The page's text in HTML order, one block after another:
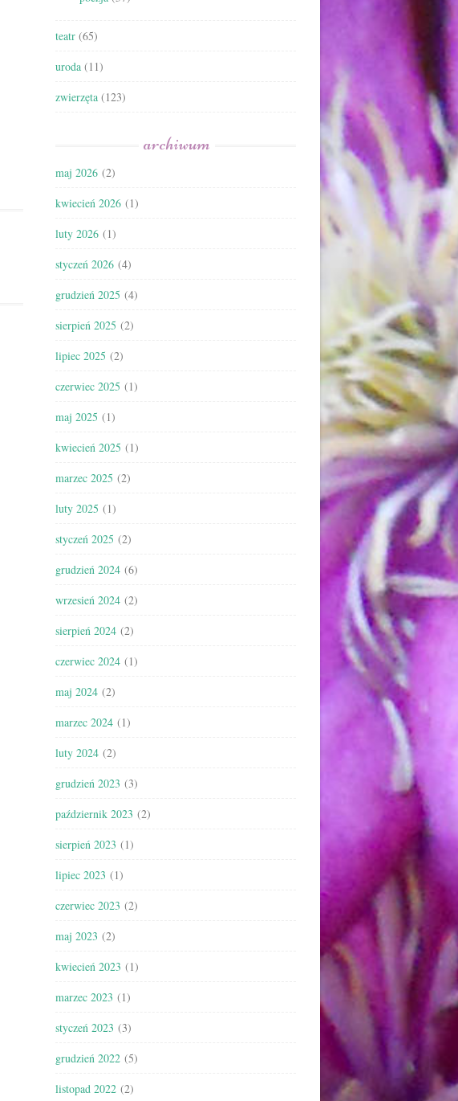
teatr (65)
uroda (11)
zwierzęta (123)
archiwum
maj 2026 (2)
kwiecień 2026 (1)
luty 2026 (1)
styczeń 2026 (4)
grudzień 2025 (4)
sierpień 2025 (2)
lipiec 2025 (2)
czerwiec 2025 (1)
maj 2025 (1)
kwiecień 2025 (1)
marzec 2025 (2)
luty 2025 (1)
styczeń 2025 (2)
grudzień 2024 (6)
wrzesień 2024 (2)
sierpień 2024 (2)
czerwiec 2024 (1)
maj 2024 (2)
marzec 2024 (1)
luty 2024 (2)
grudzień 2023 (3)
październik 2023 (2)
sierpień 2023 (1)
lipiec 2023 (1)
czerwiec 2023 (2)
maj 2023 (2)
kwiecień 2023 (1)
marzec 2023 (1)
styczeń 2023 (3)
grudzień 2022 (5)
listopad 2022 (2)